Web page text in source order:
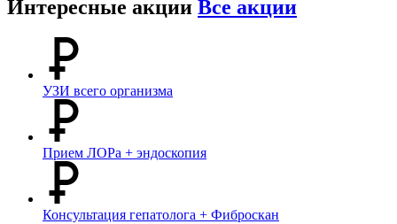
Интересные акции Все акции
УЗИ всего организма
Прием ЛОРа + эндоскопия
Консультация гепатолога + Фиброскан